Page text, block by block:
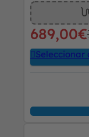
689,00€
Seleccionar